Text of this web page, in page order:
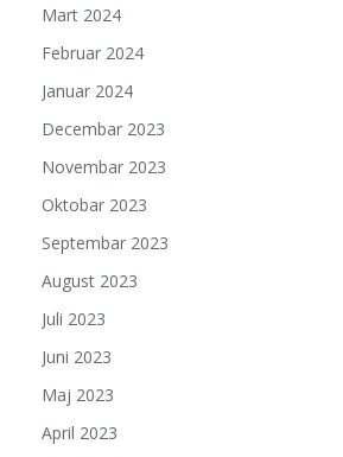
Mart 2024
Februar 2024
Januar 2024
Decembar 2023
Novembar 2023
Oktobar 2023
Septembar 2023
August 2023
Juli 2023
Juni 2023
Maj 2023
April 2023